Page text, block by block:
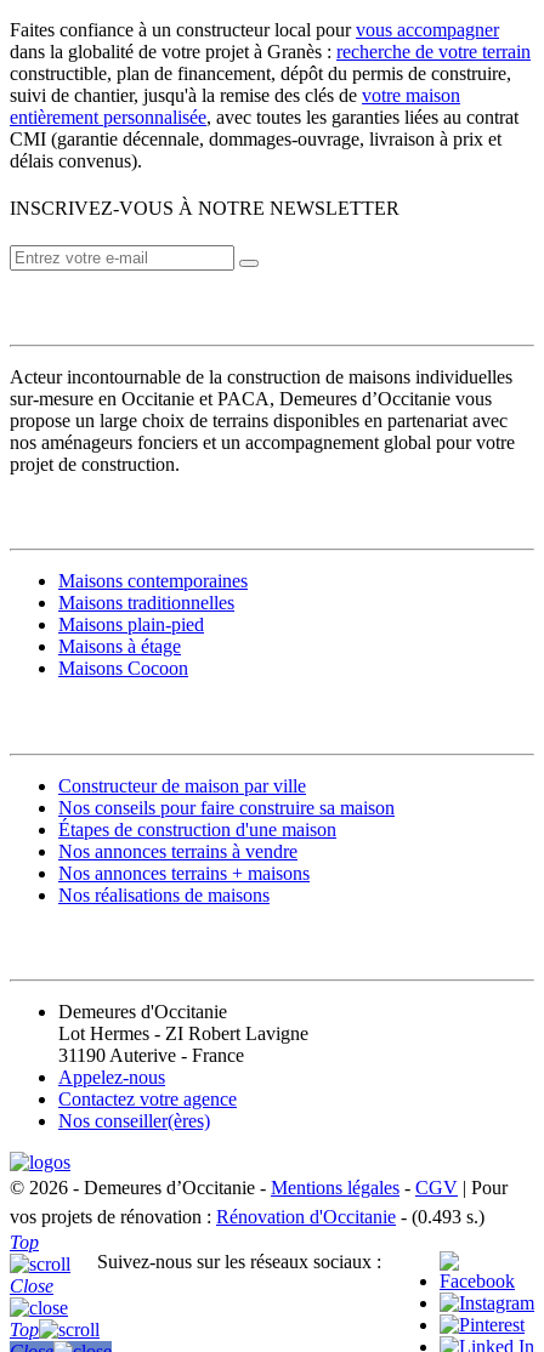
Faites confiance à un constructeur local pourvous accompagner
dans la globalité de votre projet à Granès : recherche de votre terrain
constructible, plan de financement, dépôt du permis de construire,
suivi de chantier, jusqu'à la remise des clés de votre maison
entièrement personnalisée, avec toutes les garanties liées au contrat
CMI (garantie décennale, dommages-ouvrage, livraison à prix et
délais convenus).
INSCRIVEZ-VOUS À NOTRE NEWSLETTER
Acteur incontournable de la construction de maisons individuelles
sur-mesure en Occitanie et PACA, Demeures d’Occitanie vous
propose un large choix de terrains disponibles en partenariat avec
nos aménageurs fonciers et un accompagnement global pour votre
projet de construction.
Maisons contemporaines
Maisons traditionnelles
Maisons plain-pied
Maisons à étage
Maisons Cocoon
Constructeur de maison par ville
Nos conseils pour faire construire sa maison
Étapes de construction d'une maison
Nos annonces terrains à vendre
Nos annonces terrains + maisons
Nos réalisations de maisons
Demeures d'Occitanie
Lot Hermes - ZI Robert Lavigne
31190 Auterive - France
Appelez-nous
Contactez votre agence
Nos conseiller(ères)
© 2026 - Demeures d’Occitanie - Mentions légales - CGV | Pour
vos projets de rénovation : Rénovation d'Occitanie - (0.493 s.)
Suivez-nous sur les réseaux sociaux :
Top
Close
Top